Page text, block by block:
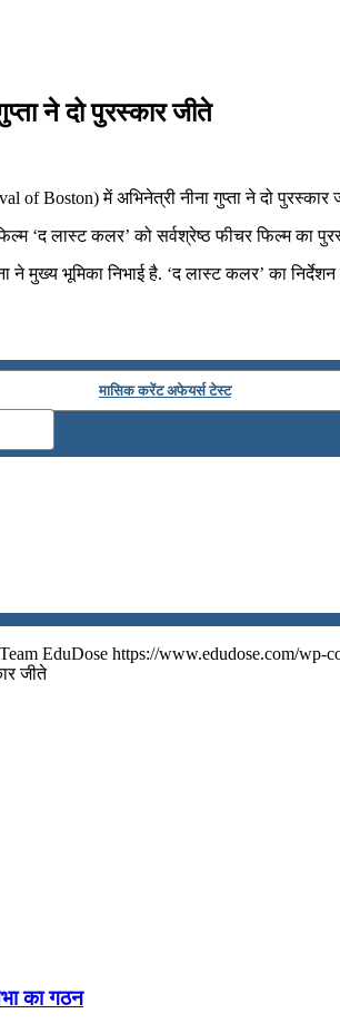
ने दो पुरस्कार जीते
of Boston) में अभिनेत्री नीना गुप्ता ने दो
‘द लास्ट कलर’ को सर्वश्रेष्ठ फीचर फिल्म का
ने मुख्य भूमिका निभाई है. ‘द लास्ट कलर’ का
मासिक करेंट अफेयर्स टेस्ट
Team EduDose https://www.edudose.com/wp-
जीते
का गठन